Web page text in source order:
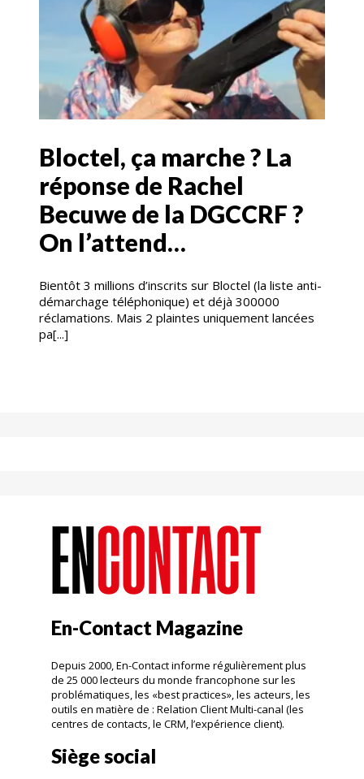
Bloctel, ça marche ? La
réponse de Rachel
Becuwe de la DGCCRF ?
On l’attend…
Bientôt 3 millions d’inscrits sur Bloctel (la liste anti-
démarchage téléphonique) et déjà 300000
réclamations. Mais 2 plaintes uniquement lancées
pa[...]
En-Contact Magazine
Depuis 2000, En-Contact informe régulièrement plus
de 25 000 lecteurs du monde francophone sur les
problématiques, les «best practices», les acteurs, les
outils en matière de : Relation Client Multi-canal (les
centres de contacts, le CRM, l’expérience client).
Siège social